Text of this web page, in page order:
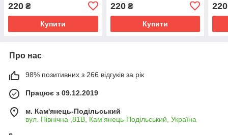
народження, ювілеїв,
річниць
220 ₴
Купити
народження, ювілеїв,
річниць
220₴
Купити
220
Про нас
98% позитивних з 266 відгуків за рік
Працює з 09.12.2019
м. Кам'янець-Подільський
вул. Північна ,81В, Кам'янець-Подільський, Україна